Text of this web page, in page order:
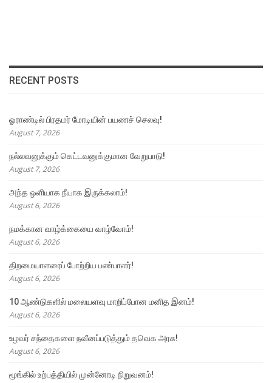
RECENT POSTS
ஓராண்டில் பிரதமர் மோடியின் பயணச் செலவு!
August 7, 2026
நல்லவனுக்கும் கெட்டவனுக்குமான வேறுபாடு!
August 7, 2026
அந்த ஒளியாக நீயாக இருக்கலாம்!
August 6, 2026
நமக்கான வாழ்க்கையை வாழ்வோம்!
August 6, 2026
திறமையாளரைப் போற்றிய பண்பாளர்!
August 6, 2026
10 ஆண்டுகளில் மலையளவு மாறிப்போன மனித இனம்!
August 6, 2026
உழவர் சந்தைகளை நவீனப்படுத்தும் தவெக அரசு!
August 6, 2026
மூங்கில் உற்பத்தியில் முன்னோடி நிறுவனம்!